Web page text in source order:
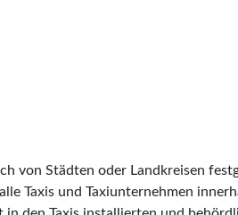
von Städten oder Landkreisen
Taxis und Taxiunternehmen